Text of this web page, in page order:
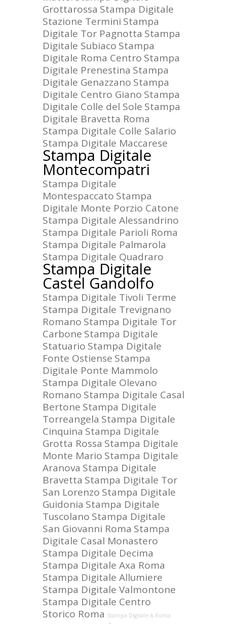
Grottarossa Stampa Digitale
Stazione Termini Stampa
Digitale Tor Pagnotta Stampa
Digitale Subiaco Stampa
Digitale Roma Centro Stampa
Digitale Prenestina Stampa
Digitale Genazzano Stampa
Digitale Centro Giano Stampa
Digitale Colle del Sole Stampa
Digitale Bravetta Roma
Stampa Digitale Colle Salario
Stampa Digitale Maccarese
Stampa Digitale
Montecompatri
Stampa Digitale
Montespaccato Stampa
Digitale Monte Porzio Catone
Stampa Digitale Alessandrino
Stampa Digitale Parioli Roma
Stampa Digitale Palmarola
Stampa Digitale Quadraro
Stampa Digitale
Castel Gandolfo
Stampa Digitale Tivoli Terme
Stampa Digitale Trevignano
Romano Stampa Digitale Tor
Carbone Stampa Digitale
Statuario Stampa Digitale
Fonte Ostiense Stampa
Digitale Ponte Mammolo
Stampa Digitale Olevano
Romano Stampa Digitale Casal
Bertone Stampa Digitale
Torreangela Stampa Digitale
Cinquina Stampa Digitale
Grotta Rossa Stampa Digitale
Monte Mario Stampa Digitale
Aranova Stampa Digitale
Bravetta Stampa Digitale Tor
San Lorenzo Stampa Digitale
Guidonia Stampa Digitale
Tuscolano Stampa Digitale
San Giovanni Roma Stampa
Digitale Casal Monastero
Stampa Digitale Decima
Stampa Digitale Axa Roma
Stampa Digitale Allumiere
Stampa Digitale Valmontone
Stampa Digitale Centro
Storico Roma Stampa Digitale A Roma